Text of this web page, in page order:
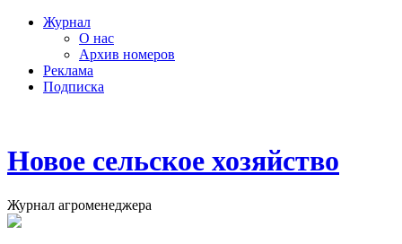
Журнал
О нас
Архив номеров
Реклама
Подписка
Новое сельское хозяйство
Журнал агроменеджера